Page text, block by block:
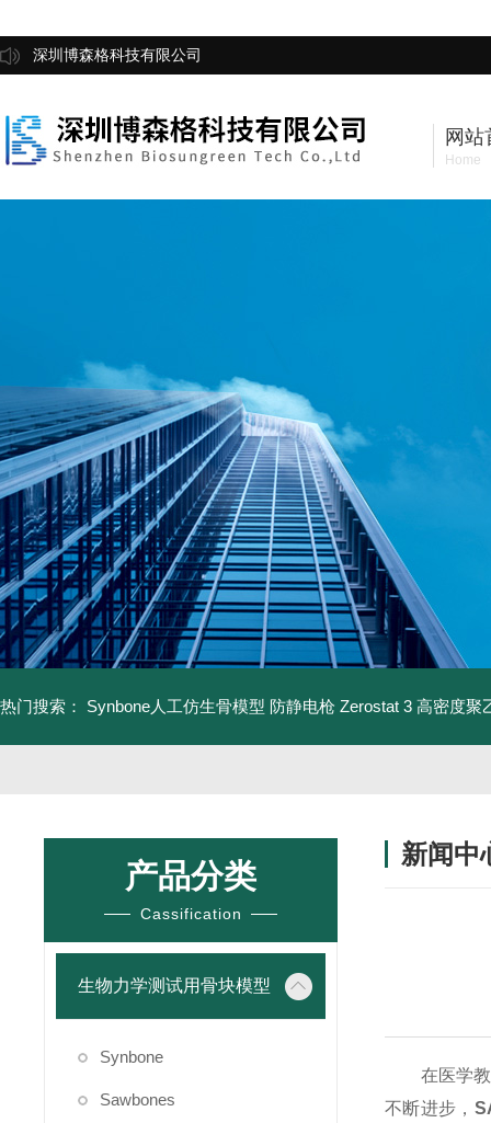
深圳博森格科技有限公司
网站
Home
热门搜索： Synbone人工仿生骨模型 防静电枪 Zerostat 3 高密度聚
产品分类
Cassification
生物力学测试用骨块模型
Synbone
Sawbones
新闻中
在医学教育
不断进步，